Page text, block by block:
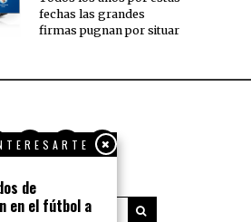
fechas las grandes
firmas pugnan por situar
de
en el fútbol a